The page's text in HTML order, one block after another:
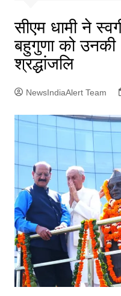
सीएम धामी ने
बहुगुणा को उनकी
श्रद्धांजलि
NewsIndiaAlert Team